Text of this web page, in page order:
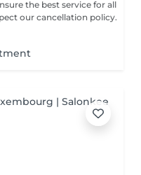
the best service for all
our cancellation policy.